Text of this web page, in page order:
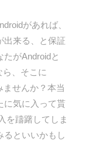
があれば、
出来る、と保証
がAndroidと
ら、そこに
ませんか？本当
に気に入って貰
を躊躇してしま
るといいかもし